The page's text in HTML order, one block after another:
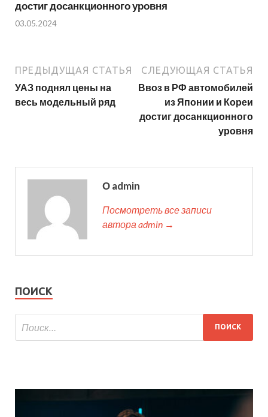
достиг досанкционного уровня
03.05.2024
ПРЕДЫДУЩАЯ СТАТЬЯ
УАЗ поднял цены на
весь модельный ряд
СЛЕДУЮЩАЯ СТАТЬЯ
Ввоз в РФ автомобилей
из Японии и Кореи
достиг досанкционного
уровня
О admin
Посмотреть все записи
автора admin →
ПОИСК